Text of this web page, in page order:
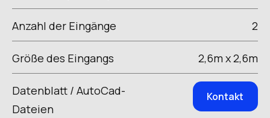
Anzahl der Eingänge 2
Größe des Eingangs 2,6m x 2,6m
Datenblatt / AutoCad-
Dateien
Kontakt